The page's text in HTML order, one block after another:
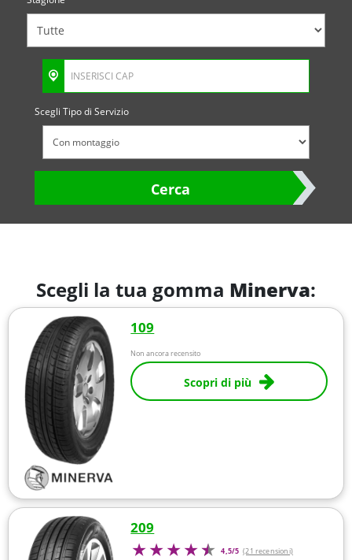
Scegli Tipo di Servizio
Cerca
Scegli la tua gomma Minerva:
109
Non ancora recensito
Scopri di più
209
4,5/5 (21 recensioni)